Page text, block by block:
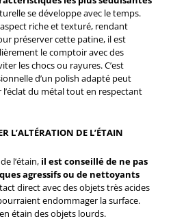
se développe avec le temps.
riche et texturé, rendant
préserver cette patine, il est
le comptoir avec des
les chocs ou rayures. C’est
d’un polish adapté peut
du métal tout en respectant
L’ALTÉRATION DE L’ÉTAIN
l’étain, il est conseillé de ne pas
agressifs ou de nettoyants
direct avec des objets très acides
endommager la surface.
étain des objets lourds.